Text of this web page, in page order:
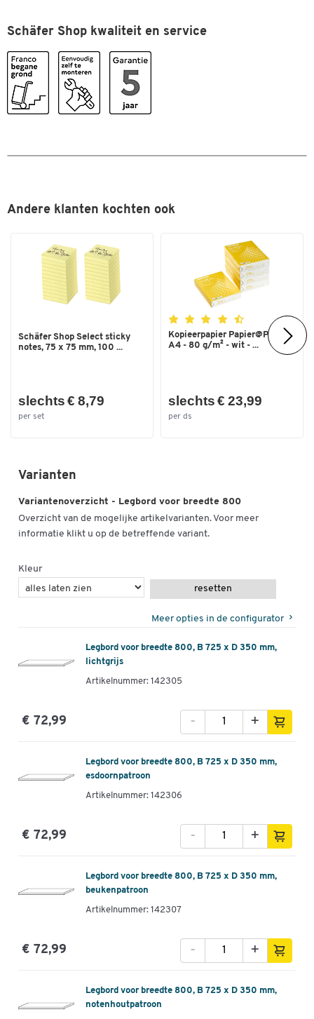
Schäfer Shop kwaliteit en service
Andere klanten kochten ook
Schäfer Shop Select sticky
notes, 75 x 75 mm, 100 ...
slechts € 8,79
per set
Kopieerpapier Papier@Print -
A4 - 80 g/m² - wit - ...
slechts € 23,99
per ds
Varianten
Variantenoverzicht - Legbord voor breedte 800
Overzicht van de mogelijke artikelvarianten. Voor meer
informatie klikt u op de betreffende variant.
Kleur
resetten
Meer opties in de configurator
Legbord voor breedte 800, B 725 x D 350 mm,
lichtgrijs
Artikelnummer: 142305
€ 72,99 +
-
Legbord voor breedte 800, B 725 x D 350 mm,
esdoornpatroon
Artikelnummer: 142306
€ 72,99 +
-
Legbord voor breedte 800, B 725 x D 350 mm,
beukenpatroon
Artikelnummer: 142307
€ 72,99 +
-
Legbord voor breedte 800, B 725 x D 350 mm,
notenhoutpatroon